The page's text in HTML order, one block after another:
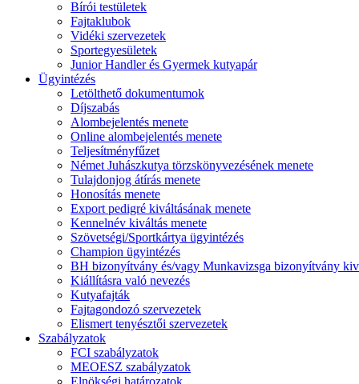
Bírói testületek
Fajtaklubok
Vidéki szervezetek
Sportegyesületek
Junior Handler és Gyermek kutyapár
Ügyintézés
Letölthető dokumentumok
Díjszabás
Alombejelentés menete
Online alombejelentés menete
Teljesítményfűzet
Német Juhászkutya törzskönyvezésének menete
Tulajdonjog átírás menete
Honosítás menete
Export pedigré kiváltásának menete
Kennelnév kiváltás menete
Szövetségi/Sportkártya ügyintézés
Champion ügyintézés
BH bizonyítvány és/vagy Munkavizsga bizonyítvány
Kiállításra való nevezés
Kutyafajták
Fajtagondozó szervezetek
Elismert tenyésztői szervezetek
Szabályzatok
FCI szabályzatok
MEOESZ szabályzatok
Elnökségi határozatok